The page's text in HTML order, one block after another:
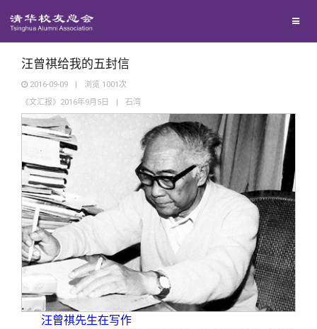
西南联大校友会
义工计划
新媒体平台
青春风采
校友文苑
校友讲坛
校友视界
终身学习
信息化服务
校友总会
总会简介
关闭
汪曾祺给我的五封信
2016-09-09 | 浏览 1001 次
《文汇报》2016年9月5日
| 石湾
汪曾祺先生在写作